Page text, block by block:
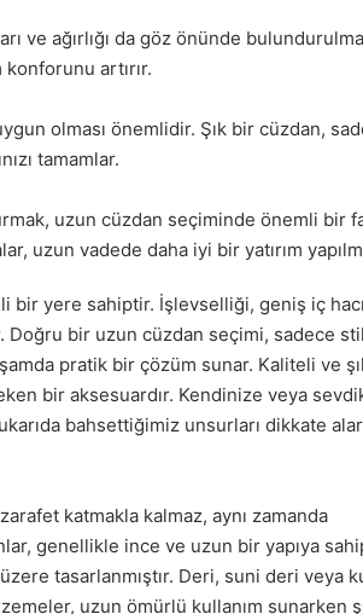
ve ağırlığı da göz önünde
konforunu artırır.
uygun olması önemlidir. Şık bir cüzdan,
tamamlar.
uzun cüzdan seçiminde önemli bir
uzun vadede daha iyi bir yatırım
bir yere sahiptir. İşlevselliği, geniş iç
Doğru bir uzun cüzdan seçimi, sadece
pratik bir çözüm sunar. Kaliteli ve
bir aksesuardır. Kendinize veya
bahsettiğimiz unsurları dikkate
katmakla kalmaz, aynı zamanda
genellikle ince ve uzun bir yapıya
tasarlanmıştır. Deri, suni deri veya
uzun ömürlü kullanım sunarken